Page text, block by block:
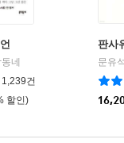
네
1,239건
할인)
판사
문유